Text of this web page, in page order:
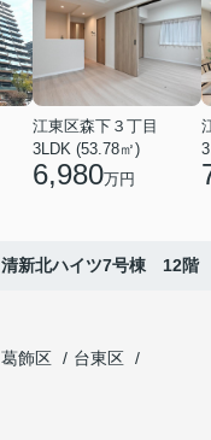
江東区森下３丁目
3LDK (53.78㎡)
6,980万円
清新北ハイツ7号棟 12階
葛飾区
台東区